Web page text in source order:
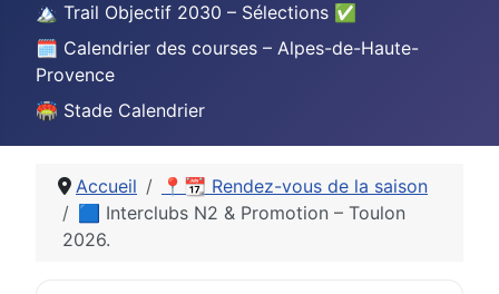
🏔️ Trail Objectif 2030 – Sélections ✅
🗓️ Calendrier des courses – Alpes-de-Haute-
Provence
🏟️ Stade Calendrier
Accueil
📍📆 Rendez-vous de la saison
🟦 Interclubs N2 & Promotion – Toulon
2026.